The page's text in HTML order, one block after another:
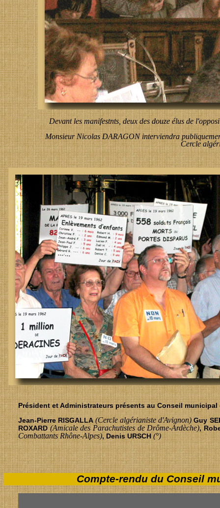
Devant les manifestnts, deux des douze élus de
Monsieur Nicolas DARAGON interviendra
Cercle
Président et Administrateurs présents au Conseil municipal
Jean-Pierre RISGALLA(Cercle algérianiste d'Avignon)Guy
ROXARD(Amicale des Parachutistes de Drôme-Ardèche),
Combattants Rhône-Alpes), Denis URSCH(°)
Compte-rendu du Conseil